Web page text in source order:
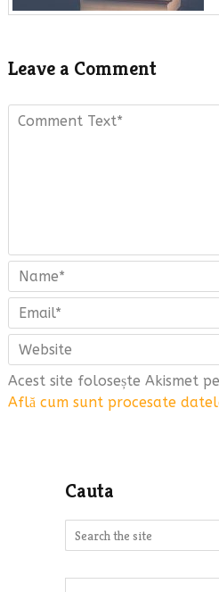
Leave a Comment
Acest site folosește Akismet
Află cum sunt procesate
Cauta